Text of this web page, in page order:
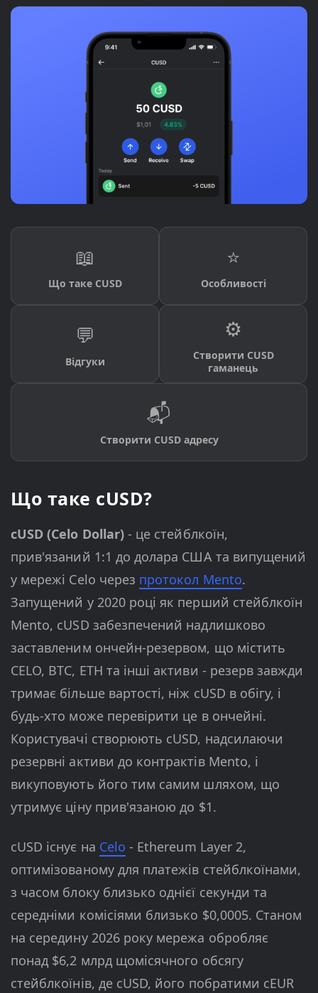
📖
Що таке CUSD
⭐
Особливості
💬
Відгуки
⚙️
Створити CUSD
гаманець
📬
Створити CUSD адресу
Що таке cUSD?
cUSD (Celo Dollar)- це стейблкоїн,
прив'язаний 1:1 до долара США та випущений
у мережі Celo через протокол Mento.
Запущений у 2020 році як перший стейблкоїн
Mento, cUSD забезпечений надлишково
заставленим ончейн-резервом, що містить
CELO, BTC, ETH та інші активи - резерв завжди
тримає більше вартості, ніж cUSD в обігу, і
будь-хто може перевірити це в ончейні.
Користувачі створюють cUSD, надсилаючи
резервні активи до контрактів Mento, і
викуповують його тим самим шляхом, що
утримує ціну прив'язаною до $1.
cUSD існує на Celo - Ethereum Layer 2,
оптимізованому для платежів стейблкоїнами,
з часом блоку близько однієї секунди та
середніми комісіями близько $0,0005. Станом
на середину 2026 року мережа обробляє
понад $6,2 млрд щомісячного обсягу
стейблкоїнів, де cUSD, його побратими cEUR